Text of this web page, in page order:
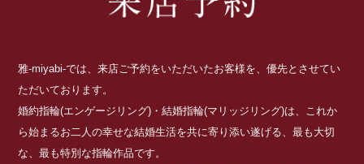
雅-miyabi-では、来店ご予約をいただいたお客様を、優先とさせてい
ただいております。
婚約指輪(エンゲージリング)・結婚指輪(マリッジリング)は、これか
ら始まるお二人の幸せな結婚生活を共に寄り添い遂げる、最も大切
な、最も特別な指輪作品です。